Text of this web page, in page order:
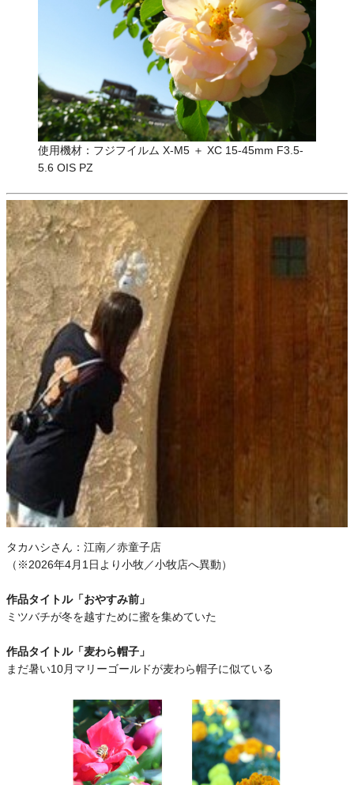
使用機材：フジフイルム X-M5 ＋ XC 15-45mm F3.5-
5.6 OIS PZ
タカハシさん： 江南／赤童子店
（※2026年4月1日より小牧／小牧店へ異動）
作品タイトル「おやすみ前」
ミツバチが冬を越すために蜜を集めていた
作品タイトル「麦わら帽子」
まだ暑い10月マリーゴールドが麦わら帽子に似ている